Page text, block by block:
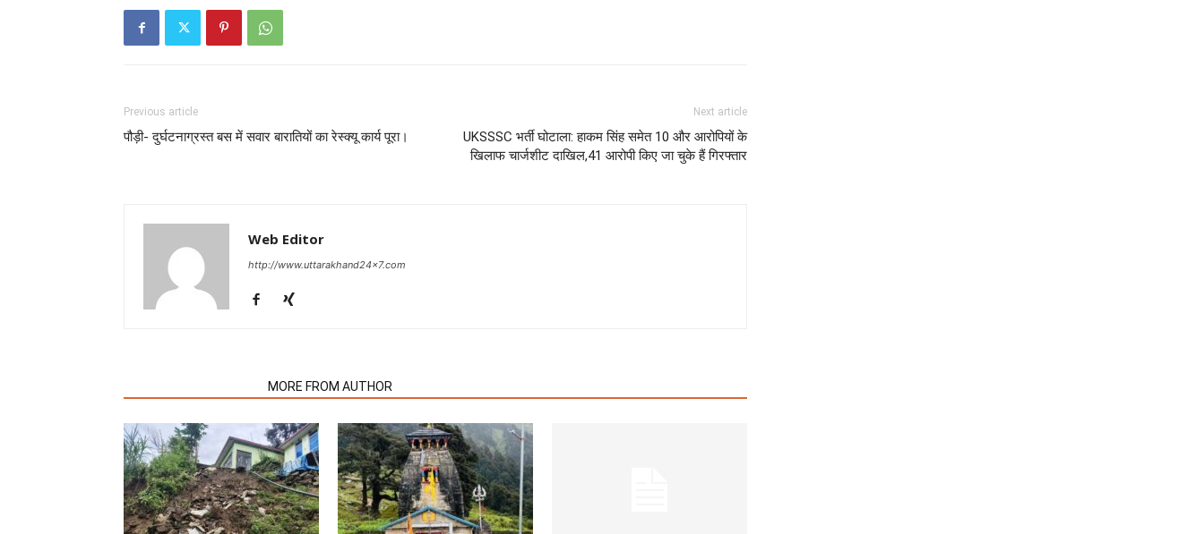
Previous article
पौड़ी- दुर्घटनाग्रस्त बस में सवार बारातियों का रेस्क्यू कार्य पूरा।
Next article
UKSSSC भर्ती घोटाला: हाकम सिंह समेत 10 और आरोपियों के
खिलाफ चार्जशीट दाखिल,41 आरोपी किए जा चुके हैं गिरफ्तार
Web Editor
http://www.uttarakhand24x7.com
MORE FROM AUTHOR